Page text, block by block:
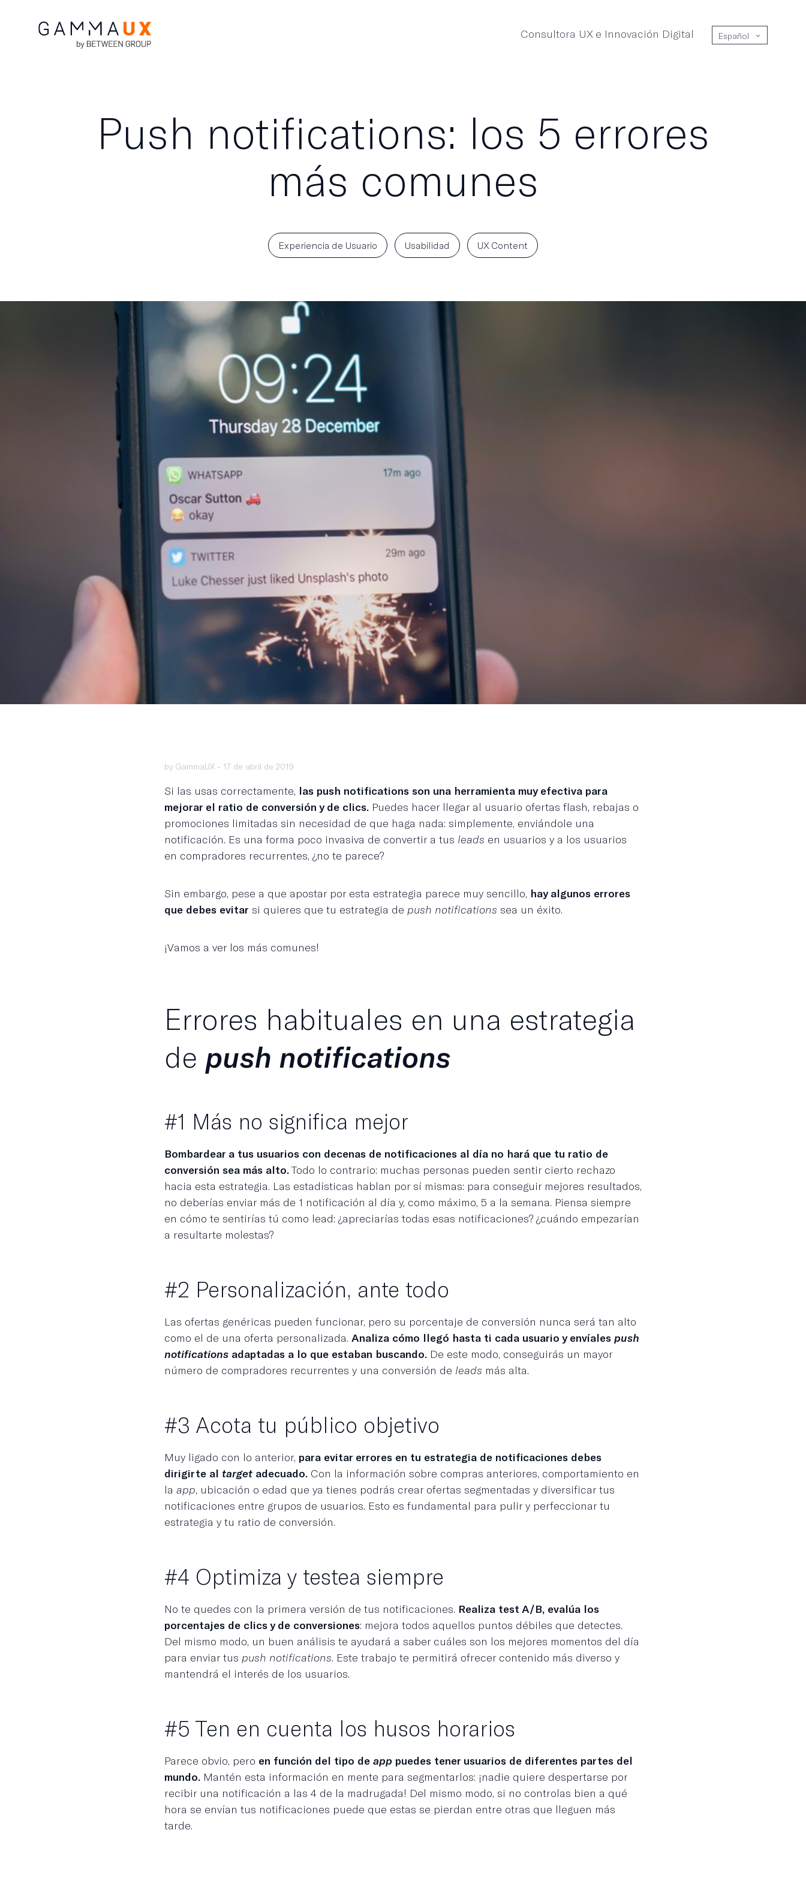
Consultora UX e Innovación Digital Español
Push notifications: los 5 errores
más comunes
Experiencia de Usuario Usabilidad UX Content
by GammaUX - 17 de abril de 2019
Si las usas correctamente, las push notifications son una herramienta muy efectiva para
mejorar el ratio de conversión y de clics. Puedes hacer llegar al usuario ofertas flash, rebajas o
promociones limitadas sin necesidad de que haga nada: simplemente, enviándole una
notificación. Es una forma poco invasiva de convertir a tus leads en usuarios y a los usuarios
en compradores recurrentes, ¿no te parece?
Sin embargo, pese a que apostar por esta estrategia parece muy sencillo, hay algunos errores
que debes evitar si quieres que tu estrategia de push notifications sea un éxito.
¡Vamos a ver los más comunes!
Errores habituales en una estrategia
de push notifications
#1 Más no significa mejor
Bombardear a tus usuarios con decenas de notificaciones al día no hará que tu ratio de
conversión sea más alto.Todo lo contrario: muchas personas pueden sentir cierto rechazo
hacia esta estrategia. Las estadísticas hablan por sí mismas: para conseguir mejores resultados,
no deberías enviar más de 1 notificación al día y, como máximo, 5 a la semana. Piensa siempre
en cómo te sentirías tú como lead: ¿apreciarías todas esas notificaciones? ¿cuándo empezarían
a resultarte molestas?
#2 Personalización, ante todo
Las ofertas genéricas pueden funcionar, pero su porcentaje de conversión nunca será tan alto
como el de una oferta personalizada. Analiza cómo llegó hasta ti cada usuario y envíales push
notifications adaptadas a lo que estaban buscando. De este modo, conseguirás un mayor
número de compradores recurrentes y una conversión de leads más alta.
#3 Acota tu público objetivo
Muy ligado con lo anterior, para evitar errores en tu estrategia de notificaciones debes
dirigirte al target adecuado. Con la información sobre compras anteriores, comportamiento en
la app, ubicación o edad que ya tienes podrás crear ofertas segmentadas y diversificar tus
notificaciones entre grupos de usuarios. Esto es fundamental para pulir y perfeccionar tu
estrategia y tu ratio de conversión.
#4 Optimiza y testea siempre
No te quedes con la primera versión de tus notificaciones. Realiza test A/B, evalúa los
porcentajes de clics y de conversiones: mejora todos aquellos puntos débiles que detectes.
Del mismo modo, un buen análisis te ayudará a saber cuáles son los mejores momentos del día
para enviar tus push notifications. Este trabajo te permitirá ofrecer contenido más diverso y
mantendrá el interés de los usuarios.
#5 Ten en cuenta los husos horarios
Parece obvio, pero en función del tipo de app puedes tener usuarios de diferentes partes del
mundo. Mantén esta información en mente para segmentarlos: ¡nadie quiere despertarse por
recibir una notificación a las 4 de la madrugada! Del mismo modo, si no controlas bien a qué
hora se envían tus notificaciones puede que estas se pierdan entre otras que lleguen más
tarde.